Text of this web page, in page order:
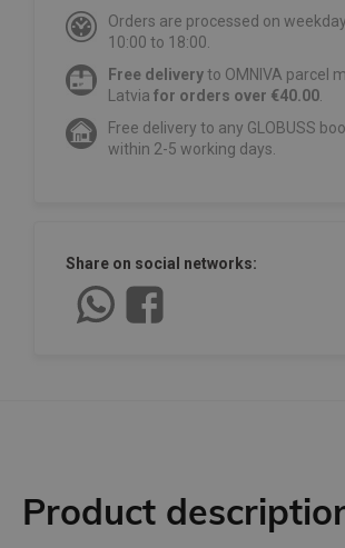
Orders are processed on
10:00 to 18:00.
Free deliveryto OMNIVA parcel
Latvia for orders over €40.00
Free delivery to any GLOBUSS
within 2-5 working days.
Share on social networks:
Product